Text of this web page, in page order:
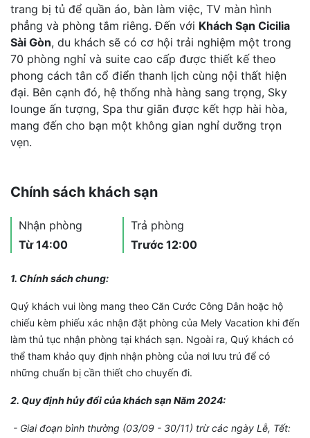
trang bị tủ để quần áo, bàn làm việc, TV màn hình
phẳng và phòng tắm riêng. Đến với Khách Sạn Cicilia
Sài Gòn, du khách sẽ có cơ hội trải nghiệm một trong
70 phòng nghỉ và suite cao cấp được thiết kế theo
phong cách tân cổ điển thanh lịch cùng nội thất hiện
đại. Bên cạnh đó, hệ thống nhà hàng sang trọng, Sky
lounge ấn tượng, Spa thư giãn được kết hợp hài hòa,
mang đến cho bạn một không gian nghỉ dưỡng trọn
vẹn.
Chính sách khách sạn
Nhận phòng
Từ 14:00
Trả phòng
Trước 12:00
1. Chính sách chung:
Quý khách vui lòng mang theo Căn Cước Công Dân hoặc hộ
chiếu kèm phiếu xác nhận đặt phòng của Mely Vacation khi đến
làm thủ tục nhận phòng tại khách sạn. Ngoài ra, Quý khách có
thể tham khảo quy định nhận phòng của nơi lưu trú để có
những chuẩn bị cần thiết cho chuyến đi.
2. Quy định hủy đổi của khách sạn Năm 2024:
- Giai đoạn bình thường (03/09 - 30/11) trừ các ngày Lễ, Tết: